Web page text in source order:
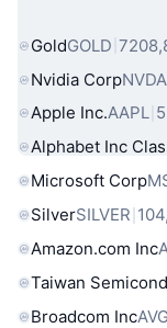
GoldGOLD
Nvidia CorpNVDA
Apple Inc.AAPL
Alphabet Inc
Microsoft Corp
SilverSILVER
Amazon.com Inc
Taiwan
Broadcom Inc